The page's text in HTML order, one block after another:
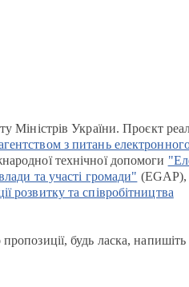
Міністрів України. Проєкт
з питань
технічної допомоги
та участі громади" (EGAP),
розвитку та співробітництва
будь ласка,